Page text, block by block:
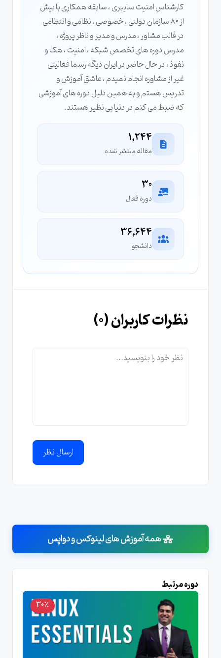
کارشناس امنیت سایبری ، سابقه همکاری با بیش
از 80 سازمان دولتی ، خصوصی ، نظامی و انتظامی
در قالب مشاور ، مدرس و مدیر و ناظر پروژه ،
مدرس دوره های تخصص شبکه ، امنیت ، هک و
نفوذ ، در حال حاضر در ایران دیگه رسما فعالیتی
غیر از مشاوره انجام نمیدم ، عاشق آموزش و
تدریس هستم و به همین دلیل دوره های آموزشی
که ضبط می کنم در دنیا بی نظیر هستند.
1,244
مقاله منتشر شده
30
دوره فعال
36,644
دانشجو
نظرات کاربران (0
)
ارسال نظر
همه آموزش های لینوکس و دواپس
دوره مرتبط
30٪